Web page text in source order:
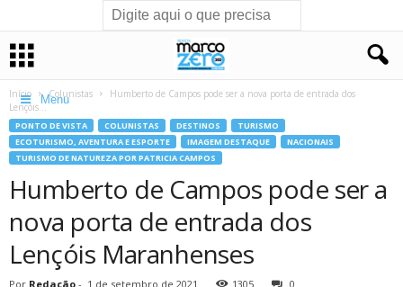
Menu
Início Colunistas
Humberto de Campos pode ser a nova porta de entrada dos
Lençóis...
PONTO DE VISTA COLUNISTAS DESTINOS
TURISMO
ECOTURISMO, AVENTURA E ESPORTE
IMAGEM DESTAQUE
NACIONAIS
TURISMO DE NATUREZA POR PATRICIA CAMPOS
Humberto de Campos pode ser a
nova porta de entrada dos
Lençóis Maranhenses
Por Redação - 1 de setembro de 2021 1305 0